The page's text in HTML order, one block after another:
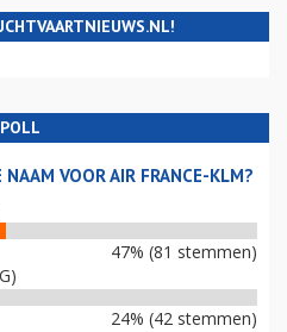
POLL
VOOR AIR FRANCE-KLM?
47% (81 stemmen)
24% (42 stemmen)